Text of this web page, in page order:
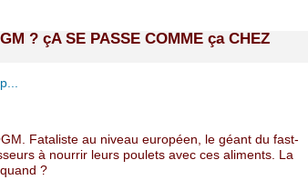
? çA SE PASSE COMME ça CHEZ
Fataliste au niveau européen, le géant du fast-
à nourrir leurs poulets avec ces aliments. La
?